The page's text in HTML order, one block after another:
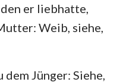
er liebhatte,
Weib, siehe,
Jünger: Siehe,